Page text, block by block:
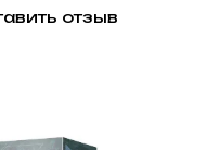
отзыв